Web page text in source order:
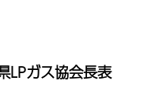
LPガス協会長表